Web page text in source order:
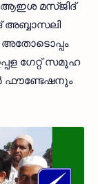
ആഇശ മസ്ജിദ്
അബ്ബാസലി
അതോടൊപ്പം
ഗേറ്റ് സമൂഹ
ഫൗണ്ടേഷനും